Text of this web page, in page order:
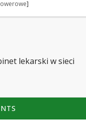
]
lekarski w sieci